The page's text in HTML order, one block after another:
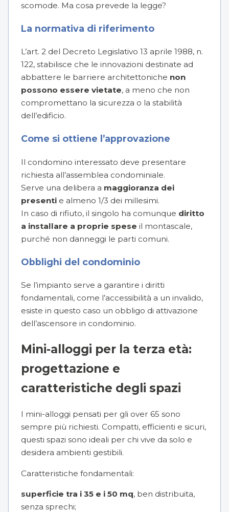
scomode. Ma cosa prevede la legge?
La normativa di riferimento
L’art. 2 del Decreto Legislativo 13 aprile 1988, n.
122, stabilisce che le innovazioni destinate ad
abbattere le barriere architettoniche non
possono essere vietate, a meno che non
compromettano la sicurezza o la stabilità
dell’edificio.
Come si ottiene l’approvazione
Il condomino interessato deve presentare
richiesta all’assemblea condominiale.
Serve una delibera a maggioranza dei
presenti e almeno 1/3 dei millesimi.
In caso di rifiuto, il singolo ha comunque diritto
a installare a proprie spese il montascale,
purché non danneggi le parti comuni.
Obblighi del condominio
Se l’impianto serve a garantire i diritti
fondamentali, come l’accessibilità a un invalido,
esiste in questo caso un obbligo di attivazione
dell’ascensore in condominio.
Mini-alloggi per la terza età:
progettazione e
caratteristiche degli spazi
I mini-alloggi pensati per gli over 65 sono
sempre più richiesti. Compatti, efficienti e sicuri,
questi spazi sono ideali per chi vive da solo e
desidera ambienti gestibili.
Caratteristiche fondamentali:
superficie tra i 35 e i 50 mq, ben distribuita,
senza sprechi;